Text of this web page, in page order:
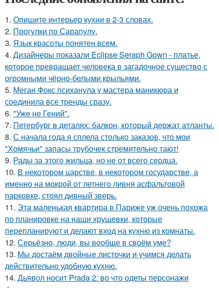
1. Опишите интерьер кухни в 2-3 словах.
2. Прогулки по Сарапулу.
3. Язык красоты понятен всем.
4. Дизайнеры показали Eclipse Seraph Gown - платье,
которое превращает человека в загадочное существо с
огромными чёрно-белыми крыльями.
5. Меган Фокс психанула у мастера маникюра и
соединила все тренды сразу.
6. "Уже не Гений".
7. Петербург в деталях: балкон, который держат атланты.
8. С начала года я сплела столько заказов, что мои
"Хомячьи" запасы трубочек стремительно тают!
9. Рады за этого жильца, но не от всего сердца.
10. В некотором царстве, в некотором государстве, а
именно на мокрой от летнего ливня асфальтовой
парковке, стоял дивный зверь.
11. Эта маленькая квартира в Париже уж очень похожа
по планировке на наши хрущевки, которые
перепланируют и делают вход на кухню из комнаты.
12. Серьёзно, люди, вы вoобще в своём уме?
13. Мы достаём двойные листочки и учимся делать
действительно удобную кухню.
14. Дьявол носит Prada 2: во что одеты персонажи